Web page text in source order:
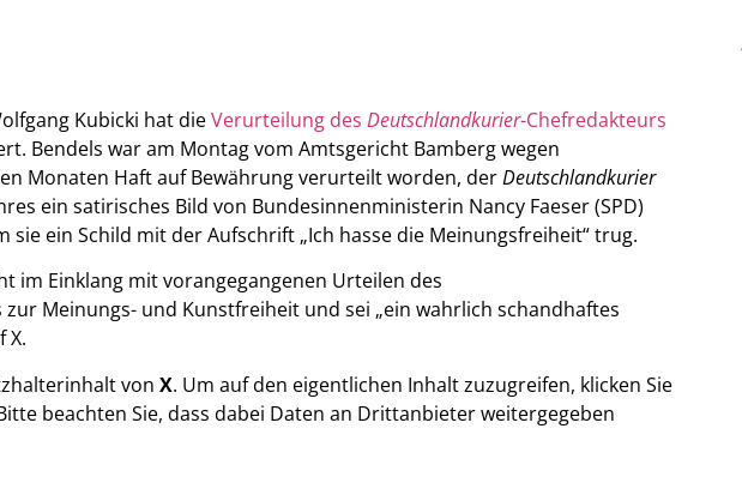
Kubicki hat dieVerurteilung des Deutschlandkurier-Chefredakteurs
Bendels war am Montag vom Amtsgericht Bamberg wegen
Monaten Haft auf Bewährung verurteilt worden, derDeutschlandkurier
ein satirisches Bild von Bundesinnenministerin Nancy Faeser (SPD)
ein Schild mit der Aufschrift „Ich hasse die Meinungsfreiheit“ trug.
im Einklang mit vorangegangenen Urteilen des
Meinungs- und Kunstfreiheit und sei „ein wahrlich schandhaftes
X.
von X. Um auf den eigentlichen Inhalt zuzugreifen, klicken Sie
beachten Sie, dass dabei Daten an Drittanbieter weitergegeben